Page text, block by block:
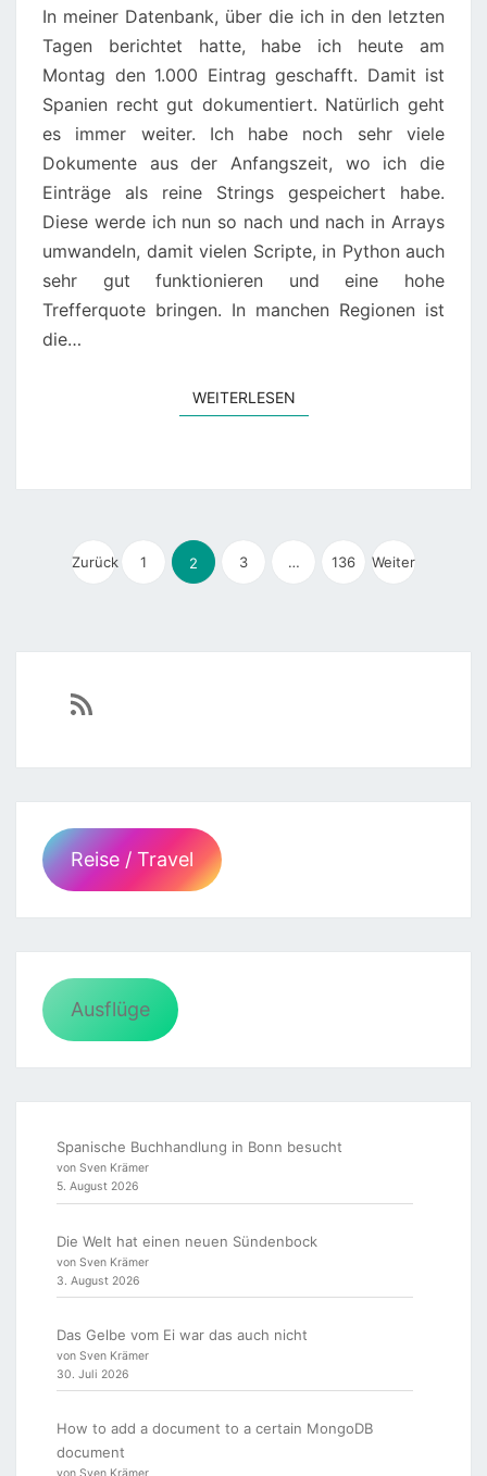
SPANIEN
In meiner Datenbank, über die ich in den letzten
Tagen berichtet hatte, habe ich heute am
Montag den 1.000 Eintrag geschafft. Damit ist
Spanien recht gut dokumentiert. Natürlich geht
es immer weiter. Ich habe noch sehr viele
Dokumente aus der Anfangszeit, wo ich die
Einträge als reine Strings gespeichert habe.
Diese werde ich nun so nach und nach in Arrays
umwandeln, damit vielen Scripte, in Python auch
sehr gut funktionieren und eine hohe
Trefferquote bringen. In manchen Regionen ist
die…
WEITERLESENWEITERLESEN
der
Zurück 1 2 3 … 136 Weiter
https://sven-essen.de/feed/
Reise / Travel
Ausflüge
Spanische Buchhandlung in Bonn besucht
von Sven Krämer
5. August 2026
Die Welt hat einen neuen Sündenbock
von Sven Krämer
3. August 2026
Das Gelbe vom Ei war das auch nicht
von Sven Krämer
30. Juli 2026
How to add a document to a certain MongoDB
document